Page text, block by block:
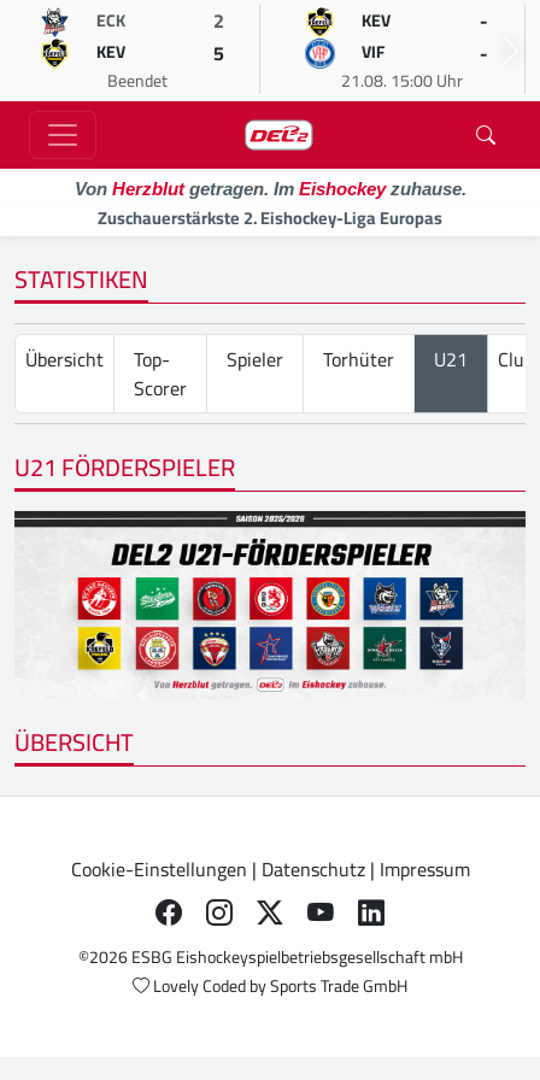
ECK 2
KEV 5
Beendet
KEV -
VIF -
21.08. 15:00 Uhr
Von Herzblutgetragen. Im Eishockeyzuhause.
Zuschauerstärkste 2. Eishockey-Liga Europas
STATISTIKEN
Übersicht
Top-
Scorer
Spieler Torhüter U21
U21 FÖRDERSPIELER
ÜBERSICHT
Cookie-Einstellungen | Datenschutz| Impressum
©2026 ESBG Eishockeyspielbetriebsgesellschaft mbH
Lovely Coded bySports Trade GmbH